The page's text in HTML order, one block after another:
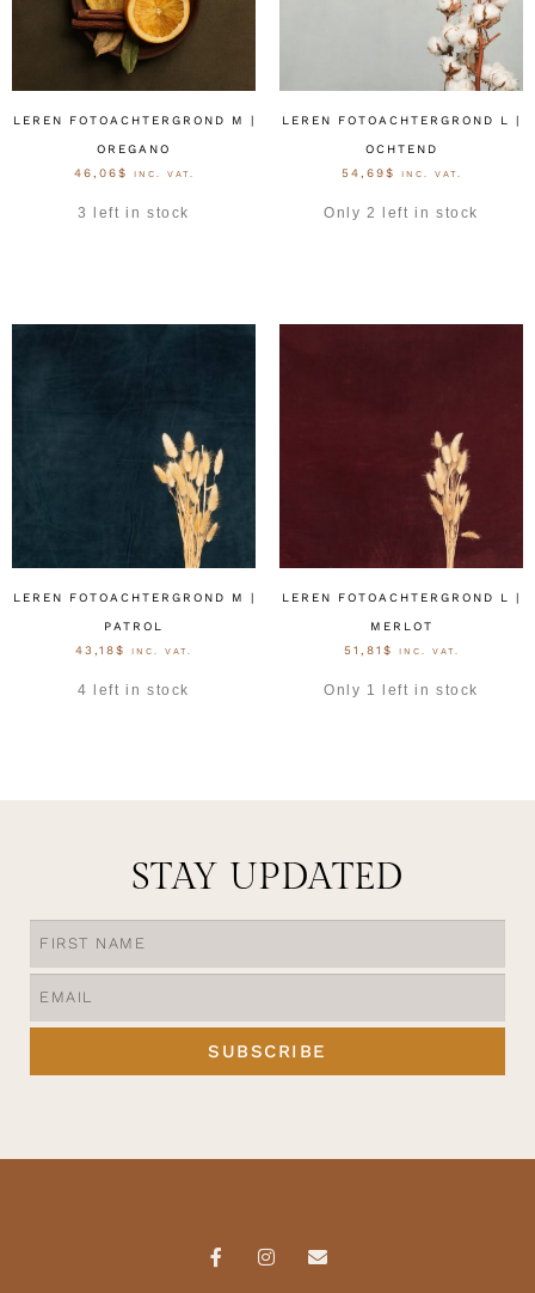
LEREN FOTOACHTERGROND M |
OREGANO
46,06$ INC. VAT.
3 left in stock
LEREN FOTOACHTERGROND L |
OCHTEND
54,69$ INC. VAT.
Only 2 left in stock
LEREN FOTOACHTERGROND M |
PATROL
43,18$ INC. VAT.
4 left in stock
LEREN FOTOACHTERGROND L |
MERLOT
51,81 $ INC. VAT.
Only 1 left in stock
STAY UPDATED
SUBSCRIBE